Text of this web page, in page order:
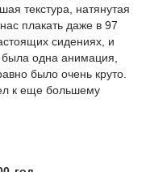
текстура, натянутая
плакать даже в 97
сидениях, и
была одна анимация,
было очень круто.
к еще большему